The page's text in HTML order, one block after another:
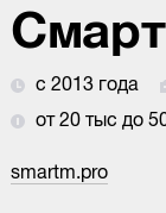
с 2013 года
от 20 тыс до
smartm.pro